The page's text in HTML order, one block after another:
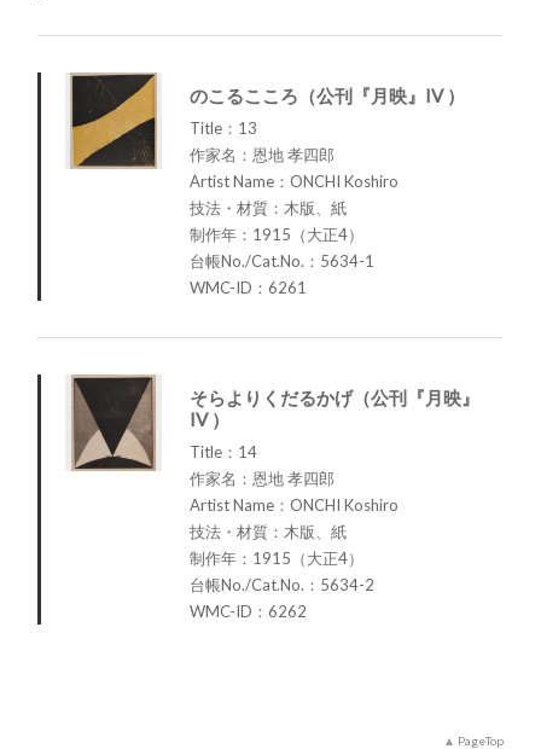
のこるこころ（公刊『月映』IV ）
Title：13
作家名：恩地 孝四郎
Artist Name：ONCHI Koshiro
技法・材質：木版、紙
制作年：1915（大正4）
台帳No./Cat.No.：5634-1
WMC-ID：6261
そらよりくだるかげ（公刊『月映』
IV ）
Title：14
作家名：恩地 孝四郎
Artist Name：ONCHI Koshiro
技法・材質：木版、紙
制作年：1915（大正4）
台帳No./Cat.No.：5634-2
WMC-ID：6262
PageTop